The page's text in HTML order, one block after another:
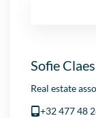
Sofie Claes
Real estate
+32 477 48